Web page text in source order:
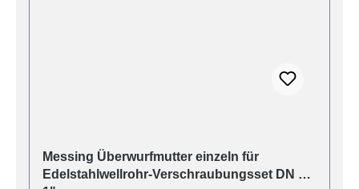
Messing Überwurfmutter einzeln für
Edelstahlwellrohr-Verschraubungsset DN 20,